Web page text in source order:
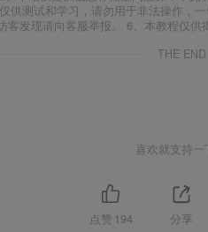
供测试和学习，请勿用于非法操作，
客发现请向客服举报。 6、本教程仅
THE END
喜欢就支持一
点赞 194 分享